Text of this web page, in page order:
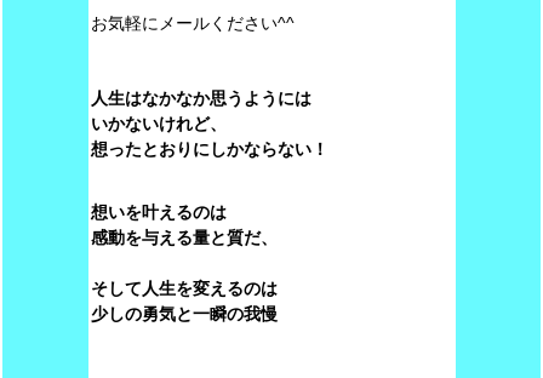
お気軽にメールください^^
人生はなかなか思うようには
いかないけれど、
想ったとおりにしかならない！
想いを叶えるのは
感動を与える量と質だ、
そして人生を変えるのは
少しの勇気と一瞬の我慢